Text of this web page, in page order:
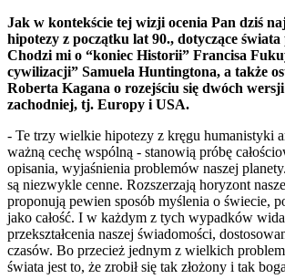
Jak w kontekście tej wizji ocenia Pan dziś
hipotezy z początku lat 90., dotyczące
Chodzi mi o “koniec Historii” Francisa
cywilizacji” Samuela Huntingtona, a także
Roberta Kagana o rozejściu się dwóch
zachodniej, tj. Europy i USA.
- Te trzy wielkie hipotezy z kręgu humanistyki
ważną cechę wspólną - stanowią próbę
opisania, wyjaśnienia problemów naszej
są niezwykle cenne. Rozszerzają horyzont
proponują pewien sposób myślenia o świecie,
jako całość. I w każdym z tych wypadków
przekształcenia naszej świadomości,
czasów. Bo przecież jednym z wielkich
świata jest to, że zrobił się tak złożony i tak